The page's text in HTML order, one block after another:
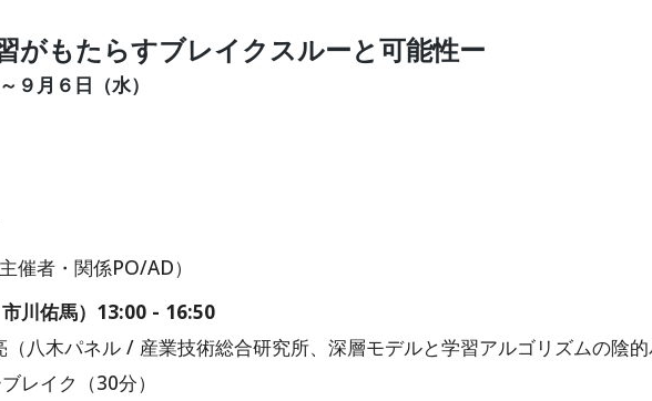
がもたらすブレイクスルーと可能性ー
９月 ６ 日（水）
催者・関係PO/AD）
川佑馬）13:00 - 16:50
八木パネル / 産業技術総合研究所、深層モデルと学習アルゴリズムの陰的
レイク（30分）